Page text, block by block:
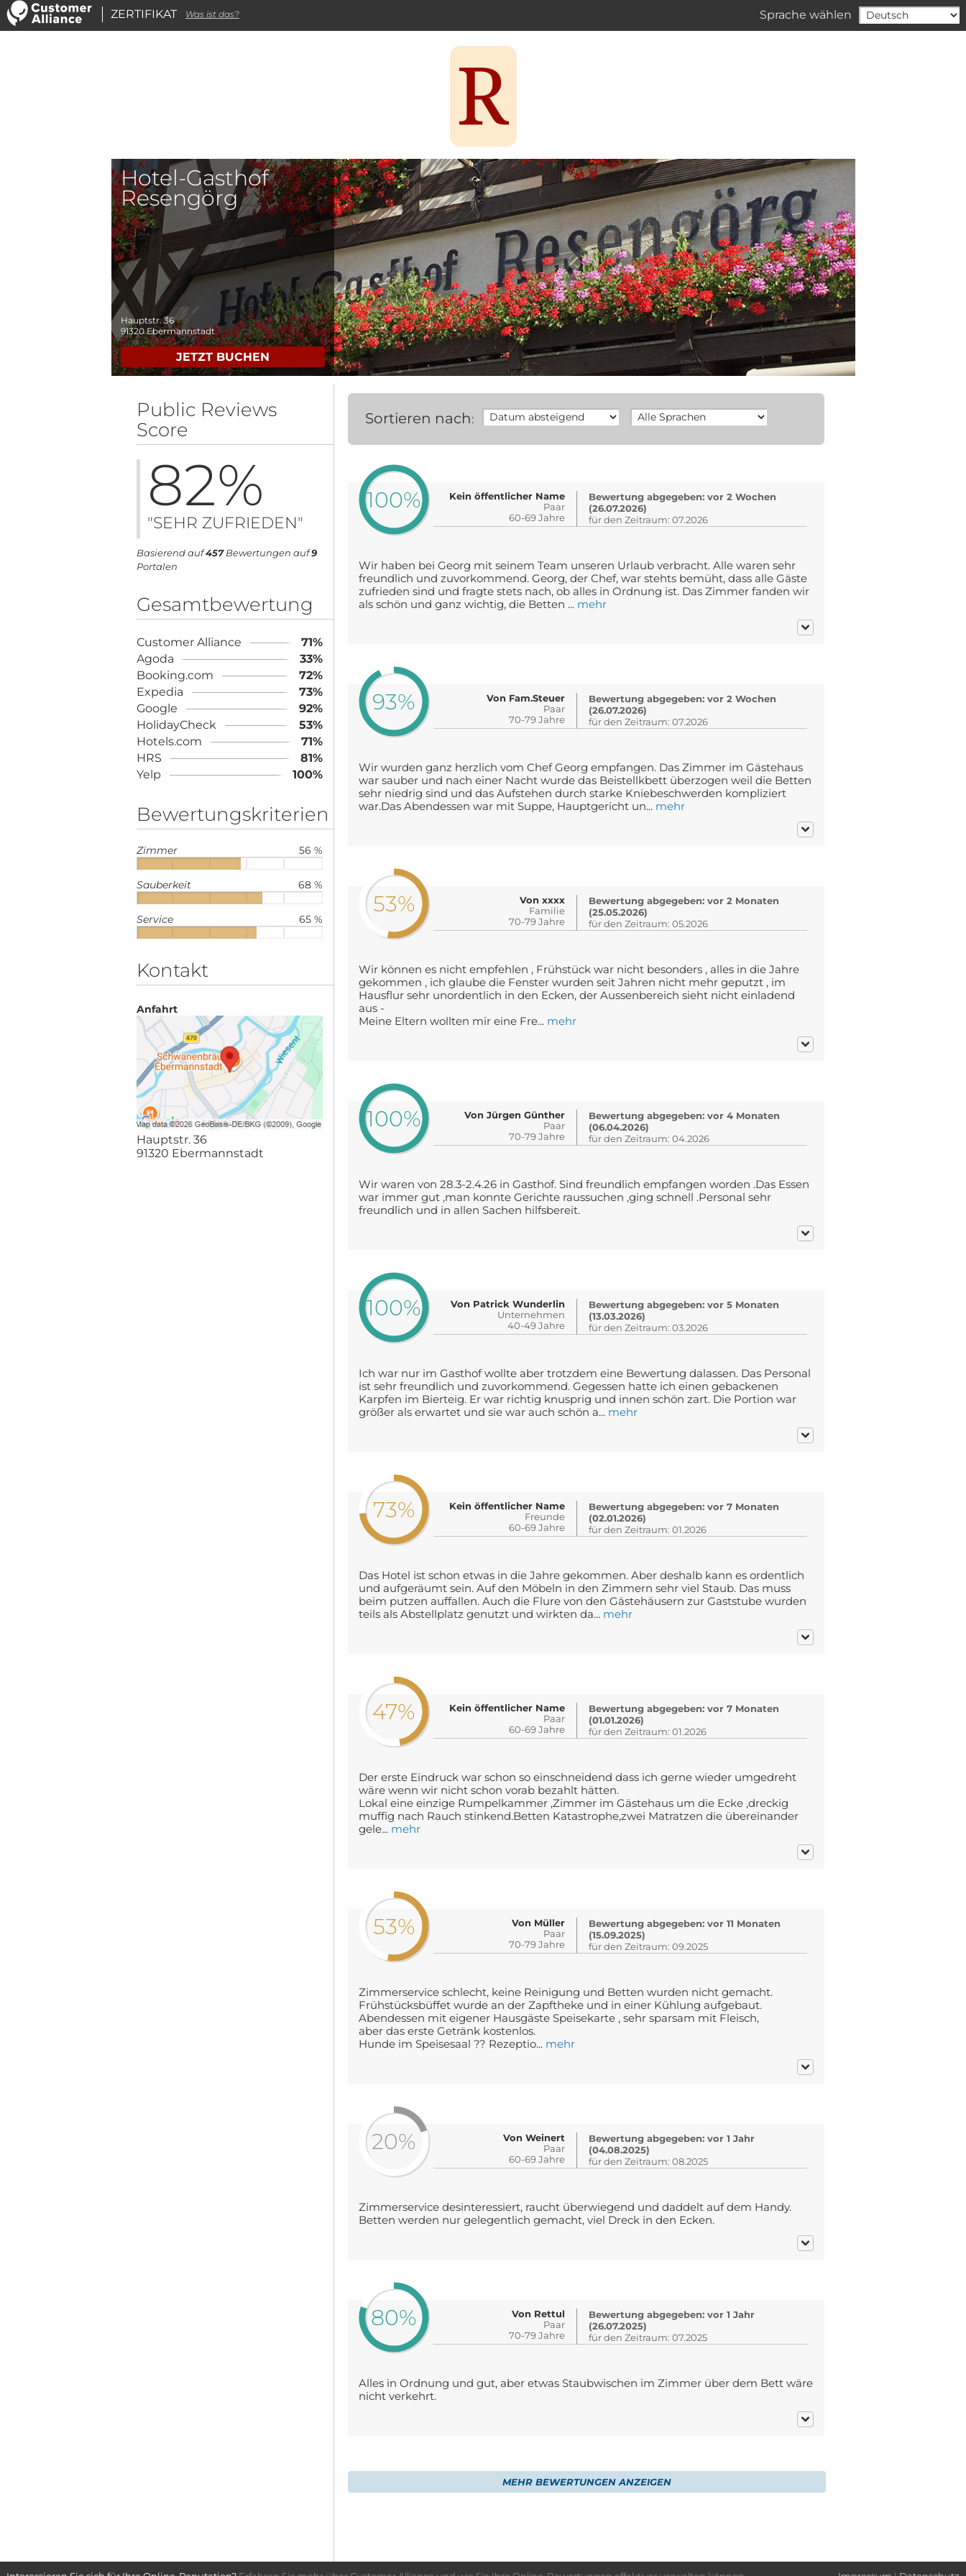
Sprache wählen
Hotel-Gasthof
Resengörg
Hauptstr. 36
91320 Ebermannstadt
JETZT BUCHEN
Public Reviews
Score
82%
"SEHR ZUFRIEDEN"
Basierend auf457Bewertungen auf9
Portalen
Gesamtbewertung
Customer Alliance
71%
Agoda
33%
Booking.com
72%
Expedia
73%
Google
92%
HolidayCheck
53%
Hotels.com
71%
HRS
81%
Yelp
100%
Bewertungskriterien
56 %
Zimmer
68 %
Sauberkeit
65 %
Service
Kontakt
Anfahrt
Hauptstr. 36
91320 Ebermannstadt
Sortieren nach:
100%
Kein öffentlicher Name
Paar
60-69 Jahre
Bewertung abgegeben: vor 2 Wochen
(26.07.2026)
für den Zeitraum: 07.2026
Wir haben bei Georg mit seinem Team unseren Urlaub verbracht. Alle waren sehr
freundlich und zuvorkommend. Georg, der Chef, war stehts bemüht, dass alle Gäste
zufrieden sind und fragte stets nach, ob alles in Ordnung ist. Das Zimmer fanden wir
als schön und ganz wichtig, die Betten ... mehr
93%
Von Fam.Steuer
Paar
70-79 Jahre
Bewertung abgegeben: vor 2 Wochen
(26.07.2026)
für den Zeitraum: 07.2026
Wir wurden ganz herzlich vom Chef Georg empfangen. Das Zimmer im Gästehaus
war sauber und nach einer Nacht wurde das Beistellkbett überzogen weil die Betten
sehr niedrig sind und das Aufstehen durch starke Kniebeschwerden kompliziert
war.Das Abendessen war mit Suppe, Hauptgericht un... mehr
53%
Von xxxx
Familie
70-79 Jahre
Bewertung abgegeben: vor 2 Monaten
(25.05.2026)
für den Zeitraum: 05.2026
Wir können es nicht empfehlen , Frühstück war nicht besonders , alles in die Jahre
gekommen , ich glaube die Fenster wurden seit Jahren nicht mehr geputzt , im
Hausflur sehr unordentlich in den Ecken, der Aussenbereich sieht nicht einladend
aus -
Meine Eltern wollten mir eine Fre... mehr
100%
Von Jürgen Günther
Paar
70-79 Jahre
Bewertung abgegeben: vor 4 Monaten
(06.04.2026)
für den Zeitraum: 04.2026
Wir waren von 28.3-2.4.26 in Gasthof. Sind freundlich empfangen worden .Das Essen
war immer gut ,man konnte Gerichte raussuchen ,ging schnell .Personal sehr
freundlich und in allen Sachen hilfsbereit.
100%
Von Patrick Wunderlin
Unternehmen
40-49 Jahre
Bewertung abgegeben: vor 5 Monaten
(13.03.2026)
für den Zeitraum: 03.2026
Ich war nur im Gasthof wollte aber trotzdem eine Bewertung dalassen. Das Personal
ist sehr freundlich und zuvorkommend. Gegessen hatte ich einen gebackenen
Karpfen im Bierteig. Er war richtig knusprig und innen schön zart. Die Portion war
größer als erwartet und sie war auch schön a... mehr
73%
Kein öffentlicher Name
Freunde
60-69 Jahre
Bewertung abgegeben: vor 7 Monaten
(02.01.2026)
für den Zeitraum: 01.2026
Das Hotel ist schon etwas in die Jahre gekommen. Aber deshalb kann es ordentlich
und aufgeräumt sein. Auf den Möbeln in den Zimmern sehr viel Staub. Das muss
beim putzen auffallen. Auch die Flure von den Gästehäusern zur Gaststube wurden
teils als Abstellplatz genutzt und wirkten da... mehr
47%
Kein öffentlicher Name
Paar
60-69 Jahre
Bewertung abgegeben: vor 7 Monaten
(01.01.2026)
für den Zeitraum: 01.2026
Der erste Eindruck war schon so einschneidend dass ich gerne wieder umgedreht
wäre wenn wir nicht schon vorab bezahlt hätten.
Lokal eine einzige Rumpelkammer ,Zimmer im Gästehaus um die Ecke ,dreckig
muffig nach Rauch stinkend.Betten Katastrophe,zwei Matratzen die übereinander
gele... mehr
53%
Von Müller
Paar
70-79 Jahre
Bewertung abgegeben: vor 11 Monaten
(15.09.2025)
für den Zeitraum: 09.2025
Zimmerservice schlecht, keine Reinigung und Betten wurden nicht gemacht.
Frühstücksbüffet wurde an der Zapftheke und in einer Kühlung aufgebaut.
Abendessen mit eigener Hausgäste Speisekarte , sehr sparsam mit Fleisch,
aber das erste Getränk kostenlos.
Hunde im Speisesaal ?? Rezeptio... mehr
20%
Von Weinert
Paar
60-69 Jahre
Bewertung abgegeben: vor 1 Jahr
(04.08.2025)
für den Zeitraum: 08.2025
Zimmerservice desinteressiert, raucht überwiegend und daddelt auf dem Handy.
Betten werden nur gelegentlich gemacht, viel Dreck in den Ecken.
80%
Von Rettul
Paar
70-79 Jahre
Bewertung abgegeben: vor 1 Jahr
(26.07.2025)
für den Zeitraum: 07.2025
Alles in Ordnung und gut, aber etwas Staubwischen im Zimmer über dem Bett wäre
nicht verkehrt.
MEHR BEWERTUNGEN ANZEIGEN
ZERTIFIKAT Was ist das?